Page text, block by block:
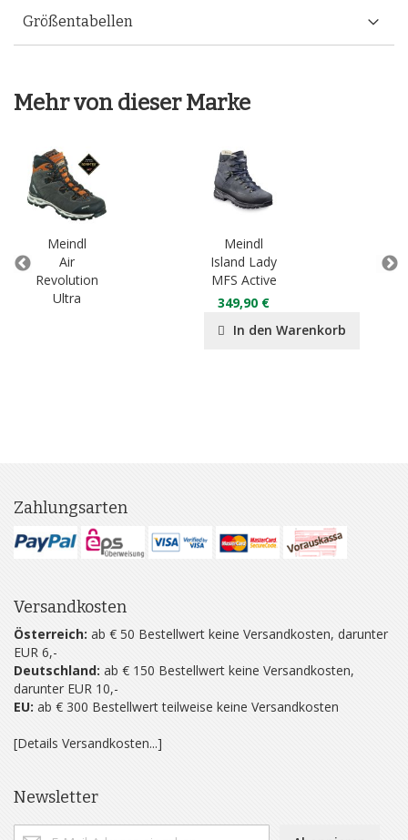
Größentabellen
Mehr von dieser Marke
Meindl
Air
Revolution
Ultra
Meindl
Island Lady
MFS Active
349,90 €
In den Warenkorb
Zahlungsarten
Versandkosten
Österreich: ab € 50 Bestellwert keine Versandkosten, darunter
EUR 6,-
Deutschland: ab € 150 Bestellwert keine Versandkosten,
darunter EUR 10,-
EU: ab € 300 Bestellwert teilweise keine Versandkosten
[Details Versandkosten...]
Newsletter